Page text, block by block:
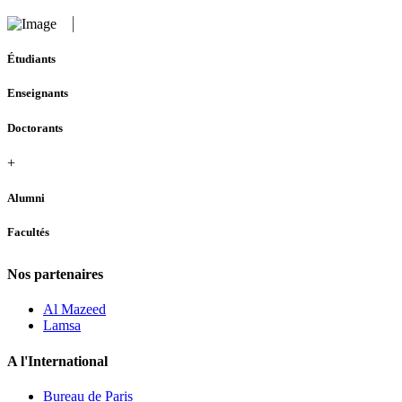
Étudiants
Enseignants
Doctorants
+
Alumni
Facultés
Nos partenaires
Al Mazeed
Lamsa
A l'International
Bureau de Paris